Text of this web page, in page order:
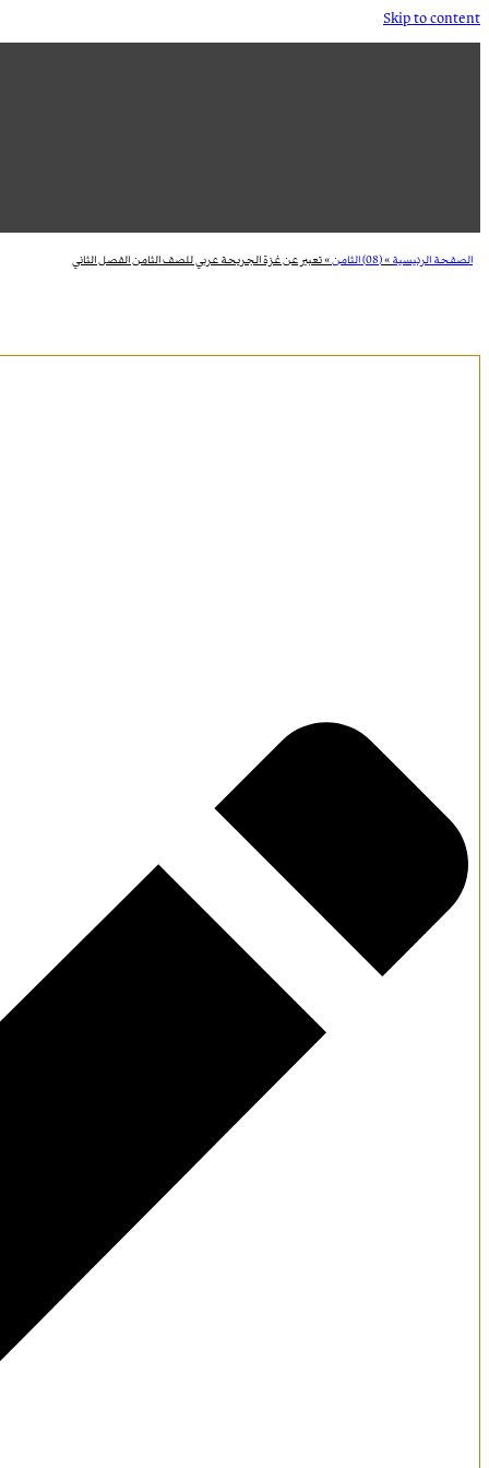
Skip to content
الصفحة الرئيسية»(08) الثامن »تعبير عن غزة الجريحة عربي للصف الثامن الفصل الثاني